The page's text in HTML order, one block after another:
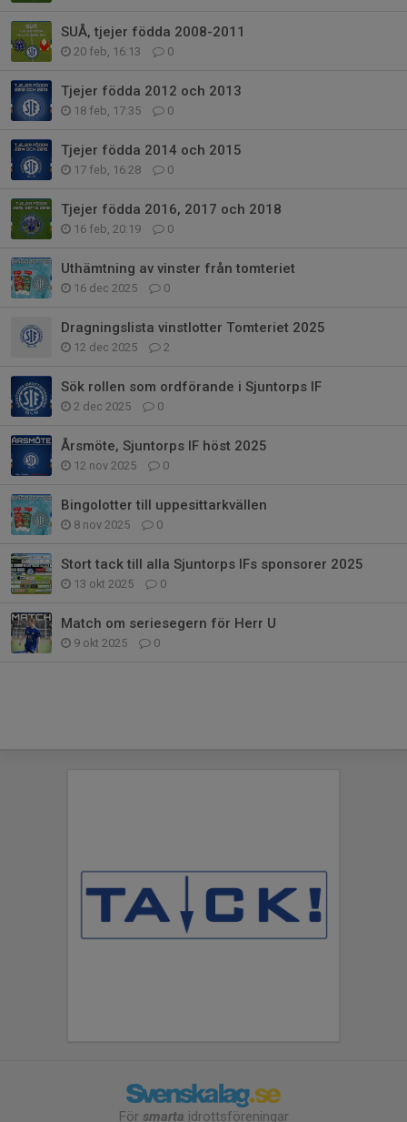
SUÅ, tjejer födda 2008-2011
20 feb, 16:13 0
Tjejer födda 2012 och 2013
18 feb, 17:35 0
Tjejer födda 2014 och 2015
17 feb, 16:28 0
Tjejer födda 2016, 2017 och 2018
16 feb, 20:19 0
Uthämtning av vinster från tomteriet
16 dec 2025 0
Dragningslista vinstlotter Tomteriet 2025
12 dec 2025 2
Sök rollen som ordförande i Sjuntorps IF
2 dec 2025 0
Årsmöte, Sjuntorps IF höst 2025
12 nov 2025 0
Bingolotter till uppesittarkvällen
8 nov 2025 0
Stort tack till alla Sjuntorps IFs sponsorer 2025
13 okt 2025 0
Match om seriesegern för Herr U
9 okt 2025 0
För smarta idrottsföreningar